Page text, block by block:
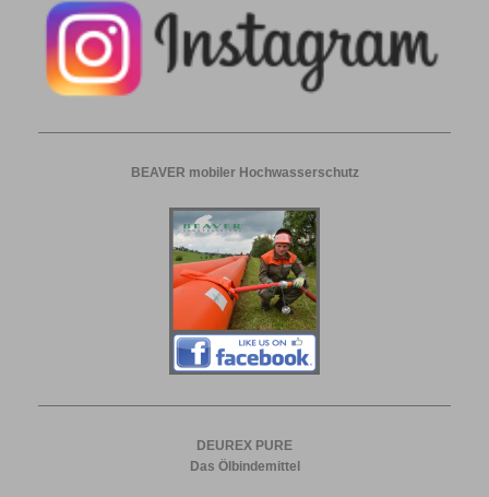
BEAVER mobiler Hochwasserschutz
DEUREX PURE
Das Ölbindemittel